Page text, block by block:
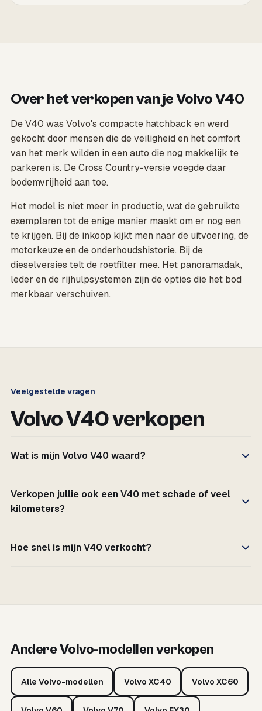
Over het verkopen van je Volvo V40
De V40 was Volvo's compacte hatchback en werd
gekocht door mensen die de veiligheid en het comfort
van het merk wilden in een auto die nog makkelijk te
parkeren is. De Cross Country-versie voegde daar
bodemvrijheid aan toe.
Het model is niet meer in productie, wat de gebruikte
exemplaren tot de enige manier maakt om er nog een
te krijgen. Bij de inkoop kijkt men naar de uitvoering, de
motorkeuze en de onderhoudshistorie. Bij de
dieselversies telt de roetfilter mee. Het panoramadak,
leder en de rijhulpsystemen zijn de opties die het bod
merkbaar verschuiven.
Veelgestelde vragen
Volvo V40 verkopen
Wat is mijn Volvo V40 waard?
Verkopen jullie ook een V40 met schade of veel
kilometers?
Hoe snel is mijn V40 verkocht?
Andere Volvo-modellen verkopen
Alle Volvo-modellen Volvo XC40 Volvo XC60